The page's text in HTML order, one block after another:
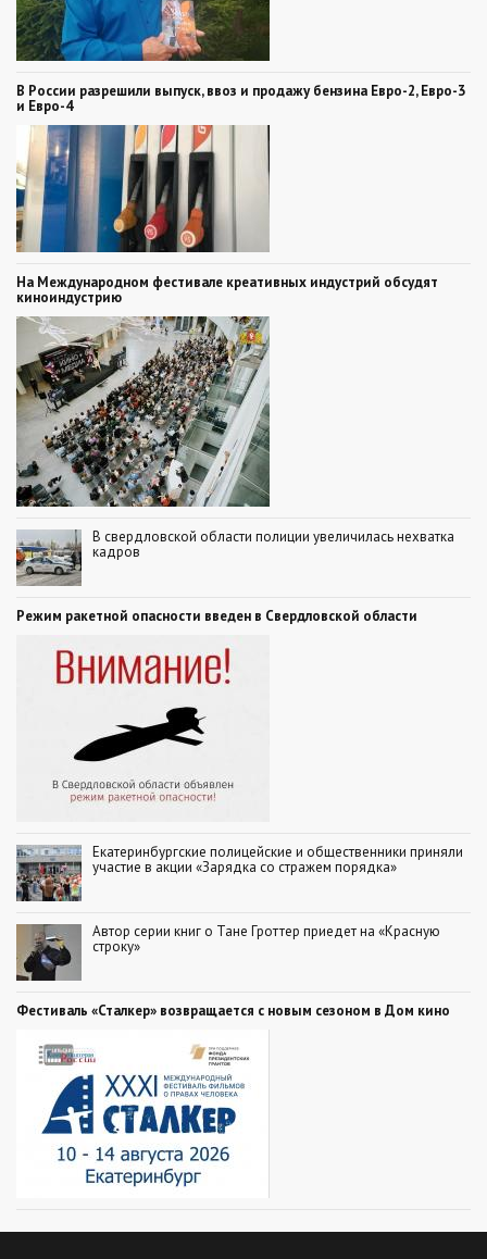
В России разрешили выпуск, ввоз и продажу бензина Евро-2, Евро-3
и Евро-4
На Международном фестивале креативных индустрий обсудят
киноиндустрию
В свердловской области полиции увеличилась нехватка
кадров
Режим ракетной опасности введен в Свердловской области
Екатеринбургские полицейские и общественники приняли
участие в акции «Зарядка со стражем порядка»
Автор серии книг о Тане Гроттер приедет на «Красную
строку»
Фестиваль «Сталкер» возвращается с новым сезоном в Дом кино